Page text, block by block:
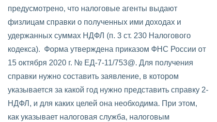
предусмотрено, что налоговые агенты выдают
физлицам справки о полученных ими доходах и
удержанных суммах НДФЛ (п. 3 ст. 230 Налогового
кодекса). Форма утверждена приказом ФНС России от
15 октября 2020 г. № ЕД-7-11/753@. Для получения
справки нужно составить заявление, в котором
указывается за какой год нужно представить справку 2-
НДФЛ, и для каких целей она необходима. При этом,
как указывает налоговая служба, налоговым